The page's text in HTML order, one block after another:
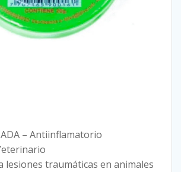
– Antiinflamatorio
lesiones traumáticas en animales